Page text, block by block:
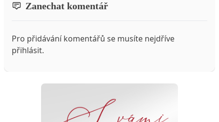
Zanechat komentář
Pro přidávání komentářů se musíte nejdříve
přihlásit.